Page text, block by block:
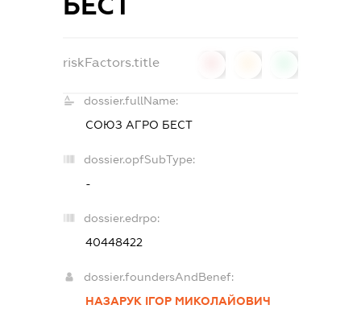
riskFactors.title
dossier.fullName:
СОЮЗ АГРО БЕСТ
dossier.opfSubType:
-
dossier.edrpo:
40448422
dossier.foundersAndBenef:
НАЗАРУК ІГОР МИКОЛАЙОВИЧ